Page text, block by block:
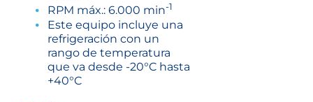
RPM máx.: 6.000 min-1
Este equipo incluye una
refrigeración con un
rango de temperatura
que va desde -20°C hasta
+40°C